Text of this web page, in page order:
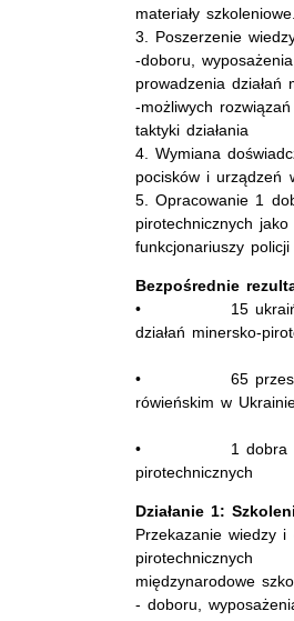
materiały szkoleniowe.
3. Poszerzenie
-doboru,
prowadzenia działań
-możliwych
taktyki działania
4. Wymiana
pocisków i urządzeń
5. Opracowanie 1
pirotechnicznych
funkcjonariuszy
Bezpośrednie
• 15 ukraińskich
działań minersko-
• 65
rówieńskim w
• 1 dobra
pirotechnicznych
Działanie 1:
Przekazanie wiedzy
pirotechnicznych
międzynarodowe
- doboru,